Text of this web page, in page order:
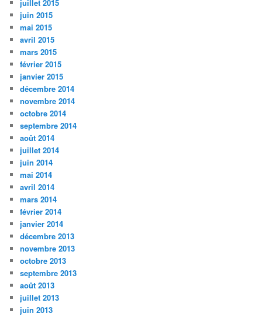
juillet 2015
juin 2015
mai 2015
avril 2015
mars 2015
février 2015
janvier 2015
décembre 2014
novembre 2014
octobre 2014
septembre 2014
août 2014
juillet 2014
juin 2014
mai 2014
avril 2014
mars 2014
février 2014
janvier 2014
décembre 2013
novembre 2013
octobre 2013
septembre 2013
août 2013
juillet 2013
juin 2013